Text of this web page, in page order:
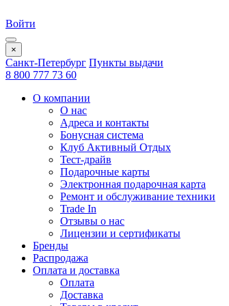
Войти
×
Санкт-Петербург Пункты выдачи
8 800 777 73 60
О компании
О нас
Адреса и контакты
Бонусная система
Клуб Активный Отдых
Тест-драйв
Подарочные карты
Электронная подарочная карта
Ремонт и обслуживание техники
Trade In
Отзывы о нас
Лицензии и сертификаты
Бренды
Распродажа
Оплата и доставка
Оплата
Доставка